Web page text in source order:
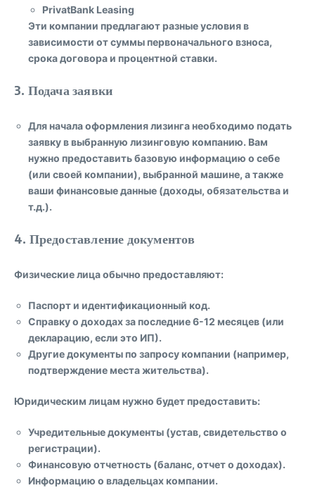
PrivatBank Leasing
Эти компании предлагают разные условия в
зависимости от суммы первоначального взноса,
срока договора и процентной ставки.
3. Подача заявки
Для начала оформления лизинга необходимо подать
заявку в выбранную лизинговую компанию. Вам
нужно предоставить базовую информацию о себе
(или своей компании), выбранной машине, а также
ваши финансовые данные (доходы, обязательства и
т.д.).
4. Предоставление документов
Физические лица обычно предоставляют:
Паспорт и идентификационный код.
Справку о доходах за последние 6-12 месяцев (или
декларацию, если это ИП).
Другие документы по запросу компании (например,
подтверждение места жительства).
Юридическим лицам нужно будет предоставить:
Учредительные документы (устав, свидетельство о
регистрации).
Финансовую отчетность (баланс, отчет о доходах).
Информацию о владельцах компании.